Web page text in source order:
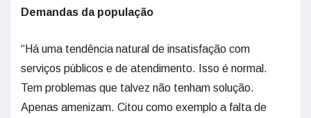
Demandas da população
“Há uma tendência natural de insatisfação com
serviços públicos e de atendimento. Isso é normal.
Tem problemas que talvez não tenham solução.
Apenas amenizam. Citou como exemplo a falta de